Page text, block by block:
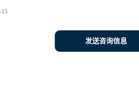
15
发送咨询信息